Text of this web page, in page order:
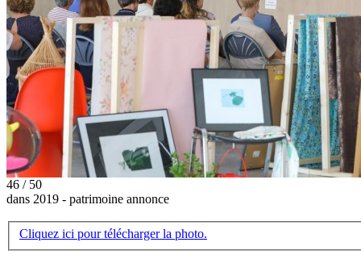
46 / 50
dans 2019 - patrimoine annonce
Cliquez ici pour télécharger la photo.